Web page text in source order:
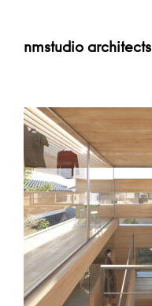
nmstudio architects